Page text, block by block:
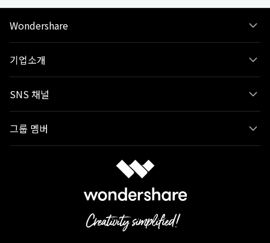
Wondershare
기업소개
SNS 채널
그룹 멤버